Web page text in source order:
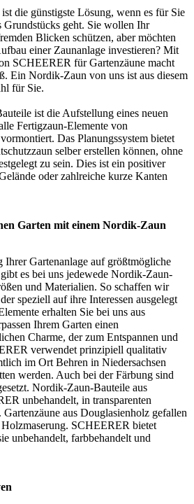
die günstigste Lösung, wenn es für Sie
Grundstücks geht. Sie wollen Ihr
Blicken schützen, aber möchten
einer Zaunanlage investieren? Mit
SCHEERER für Gartenzäune macht
Ein Nordik-Zaun von uns ist aus diesem
für Sie.
ist die Aufstellung eines neuen
Fertigzaun-Elemente von
Das Planungssystem bietet
selber erstellen können, ohne
zu sein. Dies ist ein positiver
oder zahlreiche kurze Kanten
Garten mit einem Nordik-Zaun
Ihrer Gartenanlage auf größtmögliche
es bei uns jedewede Nordik-Zaun-
und Materialien. So schaffen wir
speziell auf ihre Interessen ausgelegt
erhalten Sie bei uns aus
Ihrem Garten einen
Charme, der zum Entspannen und
verwendet prinzipiell qualitativ
im Ort Behren in Niedersachsen
werden. Auch bei der Färbung sind
Nordik-Zaun-Bauteile aus
unbehandelt, in transparenten
Gartenzäune aus Douglasienholz gefallen
SCHEERER bietet
unbehandelt, farbbehandelt und